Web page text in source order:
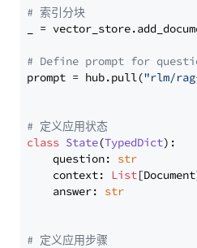
# 索引分块
_ =
# Define prompt for
prompt = hub.pull("rlm/
# 定义应用状态
class State(TypedDict):
    question:
str
    context:
List
    answer:
str
# 定义应用步骤